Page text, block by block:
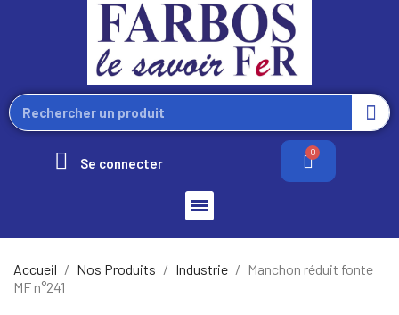
Se connecter
Accueil Nos Produits Industrie
Manchon réduit fonte
MF n°241